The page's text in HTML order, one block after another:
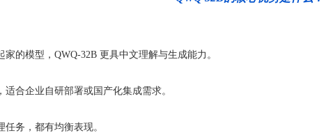
的模型，QWQ-32B 更具中文理解与生成能力。
合企业自研部署或国产化集成需求。
务，都有均衡表现。